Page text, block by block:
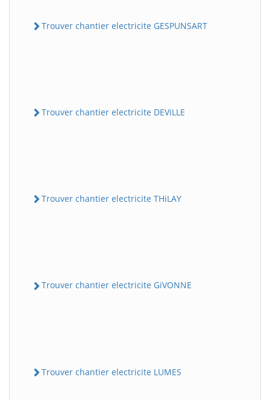
Trouver chantier electricite GESPUNSART
Trouver chantier electricite DEViLLE
Trouver chantier electricite THiLAY
Trouver chantier electricite GiVONNE
Trouver chantier electricite LUMES